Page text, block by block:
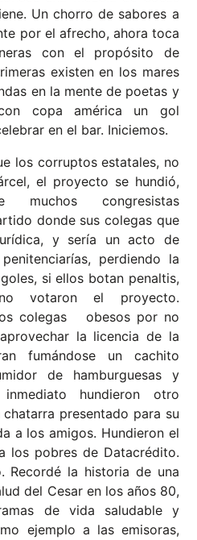
Un chorro de sabores a
por el afrecho, ahora toca
con el propósito de
existen en los mares
en la mente de poetas y
copa américa un gol
en el bar. Iniciemos.
los corruptos estatales, no
el proyecto se hundió,
muchos congresistas
donde sus colegas que
y sería un acto de
perdiendo la
si ellos botan penaltis,
votaron el proyecto.
colegas obesos por no
la licencia de la
fumándose un cachito
de hamburguesas y
hundieron otro
presentado para su
a los amigos. Hundieron el
los pobres de Datacrédito.
Recordé la historia de una
del Cesar en los años 80,
de vida saludable y
ejemplo a las emisoras,